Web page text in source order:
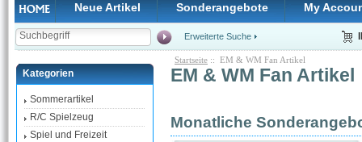
Neue Artikel Sonderangebote My
Erweiterte Suche
Kategorien
Sommerartikel
R/C Spielzeug
Spiel und Freizeit
Startseite :: EM & WM Fan Artikel
EM & WM Fan Artikel
Monatliche